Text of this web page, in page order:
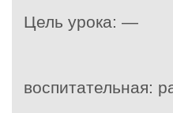
Цель урока: —
воспитательная: